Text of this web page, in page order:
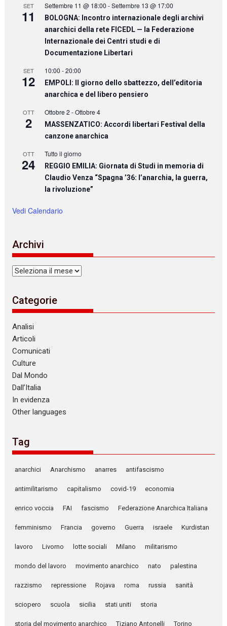
SET
11
Settembre 11 @ 18:00 -Settembre 13 @ 17:00
BOLOGNA: Incontro internazionale degli archivi
anarchici della rete FICEDL — la Federazione
Internazionale dei Centri studi e di
Documentazione Libertari
SET
12
10:00 -20:00
EMPOLI: Il giorno dello sbattezzo, dell’editoria
anarchica e del libero pensiero
OTT
2
Ottobre 2 -Ottobre 4
MASSENZATICO: Accordi libertari Festival della
canzone anarchica
OTT
24
Tutto il giorno
REGGIO EMILIA: Giornata di Studi in memoria di
Claudio Venza “Spagna ’36: l’anarchia, la guerra,
la rivoluzione”
Vedi Calendario
Archivi
Archivi
Categorie
Analisi
Articoli
Comunicati
Culture
Dal Mondo
Dall’Italia
In evidenza
Other languages
Tag
anarchici Anarchismo anarres antifascismo
antimilitarismo capitalismo covid-19 economia
enrico voccia FAI fascismo Federazione Anarchica Italiana
femminismo Francia governo Guerra israele Kurdistan
lavoro Livorno lotte sociali Milano militarismo
mondo del lavoro movimento anarchico nato palestina
razzismo repressione Rojava roma russia sanità
sciopero scuola sicilia stati uniti storia
storia del movimento anarchico Tiziano Antonelli Torino